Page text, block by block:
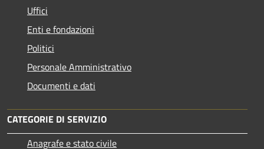
Uffici
Enti e fondazioni
Politici
Personale Amministrativo
Documenti e dati
CATEGORIE DI SERVIZIO
Anagrafe e stato civile